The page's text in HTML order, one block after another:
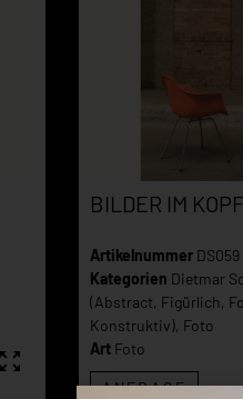
BILDER IM
Artikelnummer DS059
Kategorien Dietmar
(Abstract, Figürlich,
Konstruktiv), Foto
Art Foto
ANFRAGE